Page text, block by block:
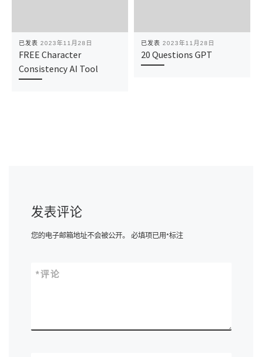
已发表 2023年11月28日
FREE Character
Consistency AI Tool
已发表 2023年11月28日
20 Questions GPT
发表评论
您的电子邮箱地址不会被公开。 必填项已用*标注
评论
*